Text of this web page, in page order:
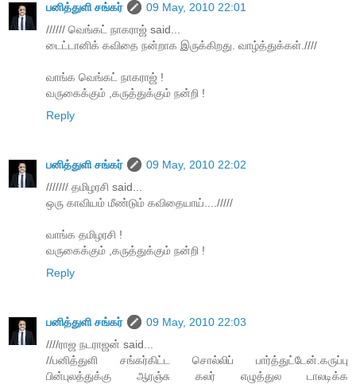
பனித்துளி சங்கர்
09 May, 2010 22:01
////// வெங்கட் நாகராஜ் said...
டைட்டானிக் கவிதை நன்றாக இருக்கிறது. வாழ்த்துக்கள்.////
வாங்க வெங்கட் நாகராஜ் !
வருகைக்கும் ,கருத்துக்கும் நன்றி !
Reply
பனித்துளி சங்கர்
09 May, 2010 22:02
/////// தமிழரசி said...
ஒரு காவியம் மீண்டும் கவிதையாய்..../////
வாங்க தமிழரசி !
வருகைக்கும் ,கருத்துக்கும் நன்றி !
Reply
பனித்துளி சங்கர்
09 May, 2010 22:03
////ராஜ நடராஜன் said...
//பனித்துளி சங்கர்கிட்ட சொல்லிப் பார்த்துட்டேன்.கருப்பு
பின்புலத்துக்கு ஆரஞ்சு கலர் எழுத்துல டாலடிக்க